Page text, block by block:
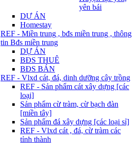
yên bái
DỰ ÁN
Homestay
REF - Miền trung , bđs miền trung , thông
tin Bđs miền trung
DỰ ÁN
BĐS THUÊ
BĐS BÁN
REF - Vlxd cát, đá, dinh dưỡng cây trồng
REF - Sản phẩm cát xây dựng [các
loại]
Sản phẩm cừ tràm, cừ bạch đàn
[miền tây]
Sản phẩm đá xây dựng [các loại sỉ]
REF - Vlxd cát , đá, cừ tràm các
tỉnh thành